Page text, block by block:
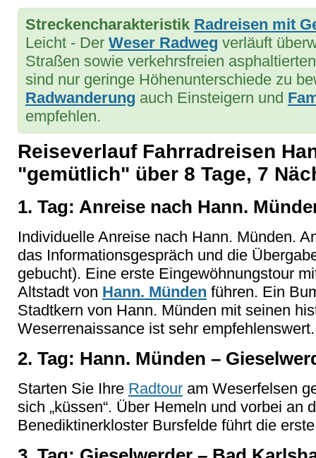
Streckencharakteristik Radreisen mit
Leicht - Der Weser Radweg verläuft
Straßen sowie verkehrsfreien
sind nur geringe Höhenunterschiede zu
Radwanderung auch Einsteigern und
empfehlen.
Reiseverlauf Fahrradreisen
"gemütlich" über 8 Tage, 7
1. Tag: Anreise nach Hann.
Individuelle Anreise nach Hann. Münden.
das Informationsgespräch und die
gebucht). Eine erste Eingewöhnungstour
Altstadt von Hann. Münden führen. Ein
Stadtkern von Hann. Münden mit seinen
Weserrenaissance ist sehr empfehlenswert.
2. Tag: Hann. Münden –
Starten Sie Ihre Radtour am Weserfelsen
sich „küssen“. Über Hemeln und vorbei an
Benediktinerkloster Bursfelde führt die